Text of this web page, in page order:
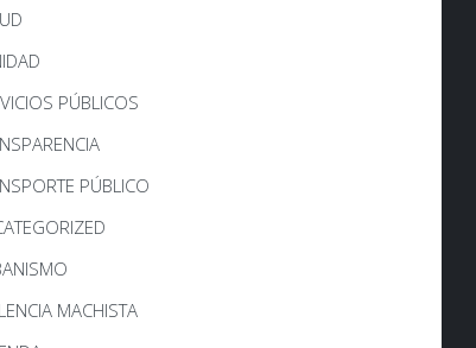
PÚBLICOS
PÚBLICO
MACHISTA